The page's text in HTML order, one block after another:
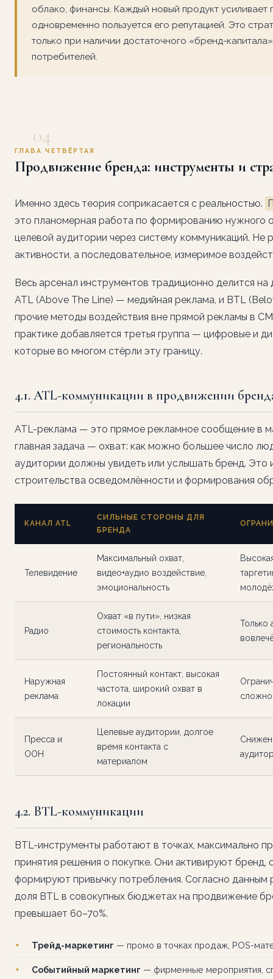
облако, финансы. Каждый новый продукт усиливает
одновременно пользуется его репутацией. Это
только при наличии достаточного «бренд-
потребителей.
04
ГЛАВА ЧЕТВЁРТАЯ
Продвижение бренда: инструменты и
Именно здесь теория соприкасается с реальностью.
это планомерная работа по формированию нужного
целевой аудитории через систему коммуникаций. Не
активности, а последовательное, измеримое
Весь арсенал инструментов традиционно делится на
ATL (Above The Line) — медийная реклама, и BTL
прочие методы воздействия вне прямой рекламы в
практике добавляется третья группа — цифровые и
которые во многом стёрли эту границу.
4.1. ATL-коммуникации в продвижении
ATL-реклама — это прямое рекламное сообщение в
главная задача — охват: как можно большее число
аудитории должны увидеть или услышать бренд. Это
строительства осведомлённости и формирования
КАНАЛ ATL
СИЛЬНЫЕ СТОРОНЫ ДЛЯ
БРЕНДА
Телевидение
Максимальный охват,
видео+аудио воздействие,
эмоциональность
Радио
Охват «в пути», низкая
стоимость контакта,
региональность
Только
Наружная
реклама
Постоянный контакт, высокая
частота, широкий охват в
локации
Пресса и
OOH
Целевые аудитории, долгое
время контакта с
материалом
4.2. BTL-коммуникации
BTL-инструменты работают в точках, максимально
принятия решения о покупке. Они активируют бренд,
формируют привычку потребления. Согласно данным
доля BTL в совокупных бюджетах на продвижение
превышает 60–70%.
Трейд-маркетинг — промо в точках продаж, POS-
Событийный маркетинг — фирменные мероприятия,